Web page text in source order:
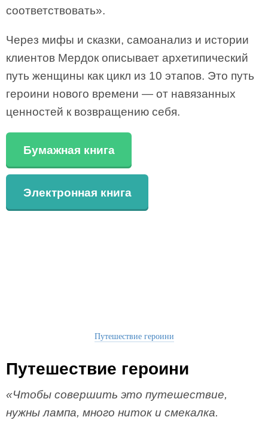
соответствовать».
Через мифы и сказки, самоанализ и истории
клиентов Мердок описывает архетипический
путь женщины как цикл из 10 этапов. Это путь
героини нового времени — от навязанных
ценностей к возвращению себя.
Бумажная книга
Электронная книга
Путешествие героини
Путешествие героини
«Чтобы совершить это путешествие,
нужны лампа, много ниток и смекалка.